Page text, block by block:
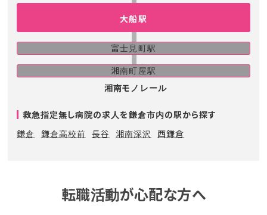
大船駅
富士見町駅
湘南町屋駅
湘南モノレール
救急指定無し病院の求人を鎌倉市内の駅から探す
鎌倉
鎌倉高校前 長谷 湘南深沢 西鎌倉
転職活動が心配な方へ